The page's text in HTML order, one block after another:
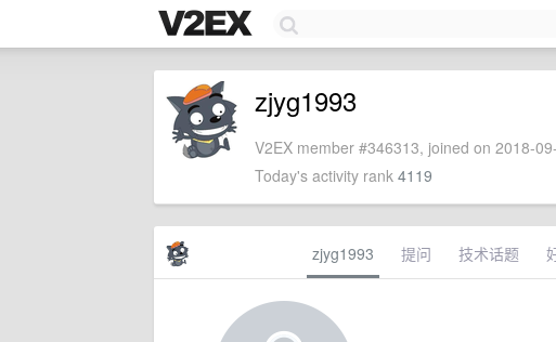
zjyg1993
V2EX member #346313, joined on 2018-
Today's activity rank 4119
zjyg1993 提问 技术话题